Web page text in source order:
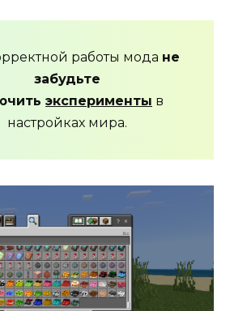
работы мода не
забудьте
эксперименты в
настройках мира.